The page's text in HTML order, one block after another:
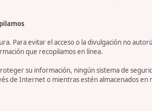
Para evitar el acceso o la divulgación no
que recopilamos en línea.
su información, ningún sistema de
de Internet o mientras estén almacenados